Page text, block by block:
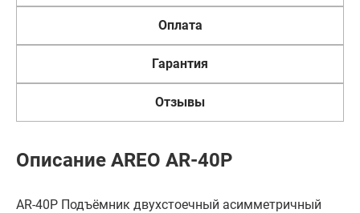
Оплата
Гарантия
Отзывы
Описание AREO AR-40P
АR-40P Подъёмник двухстоечный асимметричный